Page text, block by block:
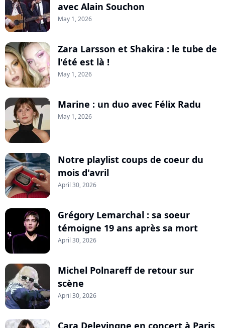
avec Alain Souchon
May 1, 2026
Zara Larsson et Shakira : le tube de
l'été est là !
May 1, 2026
Marine : un duo avec Félix Radu
May 1, 2026
Notre playlist coups de coeur du
mois d'avril
April 30, 2026
Grégory Lemarchal : sa soeur
témoigne 19 ans après sa mort
April 30, 2026
Michel Polnareff de retour sur
scène
April 30, 2026
Cara Delevingne en concert à Paris